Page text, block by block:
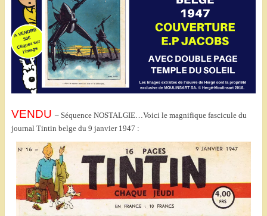
VENDU – Séquence NOSTALGIE…Voici le magnifique fascicule du
journal Tintin belge du 9 janvier 1947 :